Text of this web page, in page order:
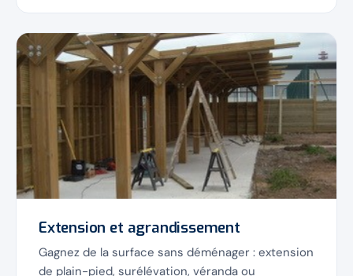
Extension et agrandissement
Gagnez de la surface sans déménager : extension
de plain-pied, surélévation, véranda ou